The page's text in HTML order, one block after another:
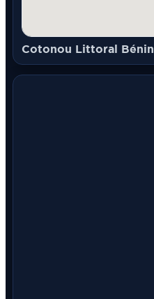
Cotonou Littoral Bénin